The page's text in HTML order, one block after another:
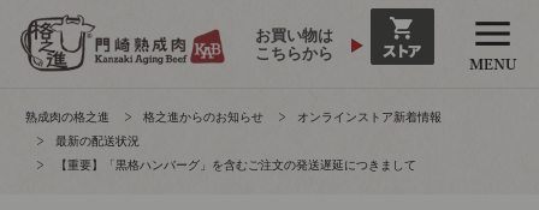
お買い物は
こちらから
熟成肉の格之進 格之進からのお知らせ
オンラインストア新着情報
最新の配送状況
【重要】「黒格ハンバーグ」を含むご注文の発送遅延につきまして